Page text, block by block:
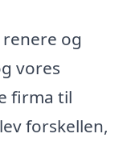
og
vores
firma til
forskellen,